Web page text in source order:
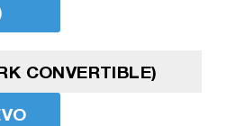
CONVERTIBLE)